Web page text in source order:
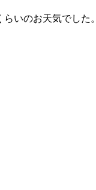
いのお天気でした。